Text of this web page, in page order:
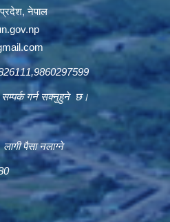
प्रदेश, नेपाल
गर्न सक्नुहुने छ।
लागी पैसा नलाग्ने